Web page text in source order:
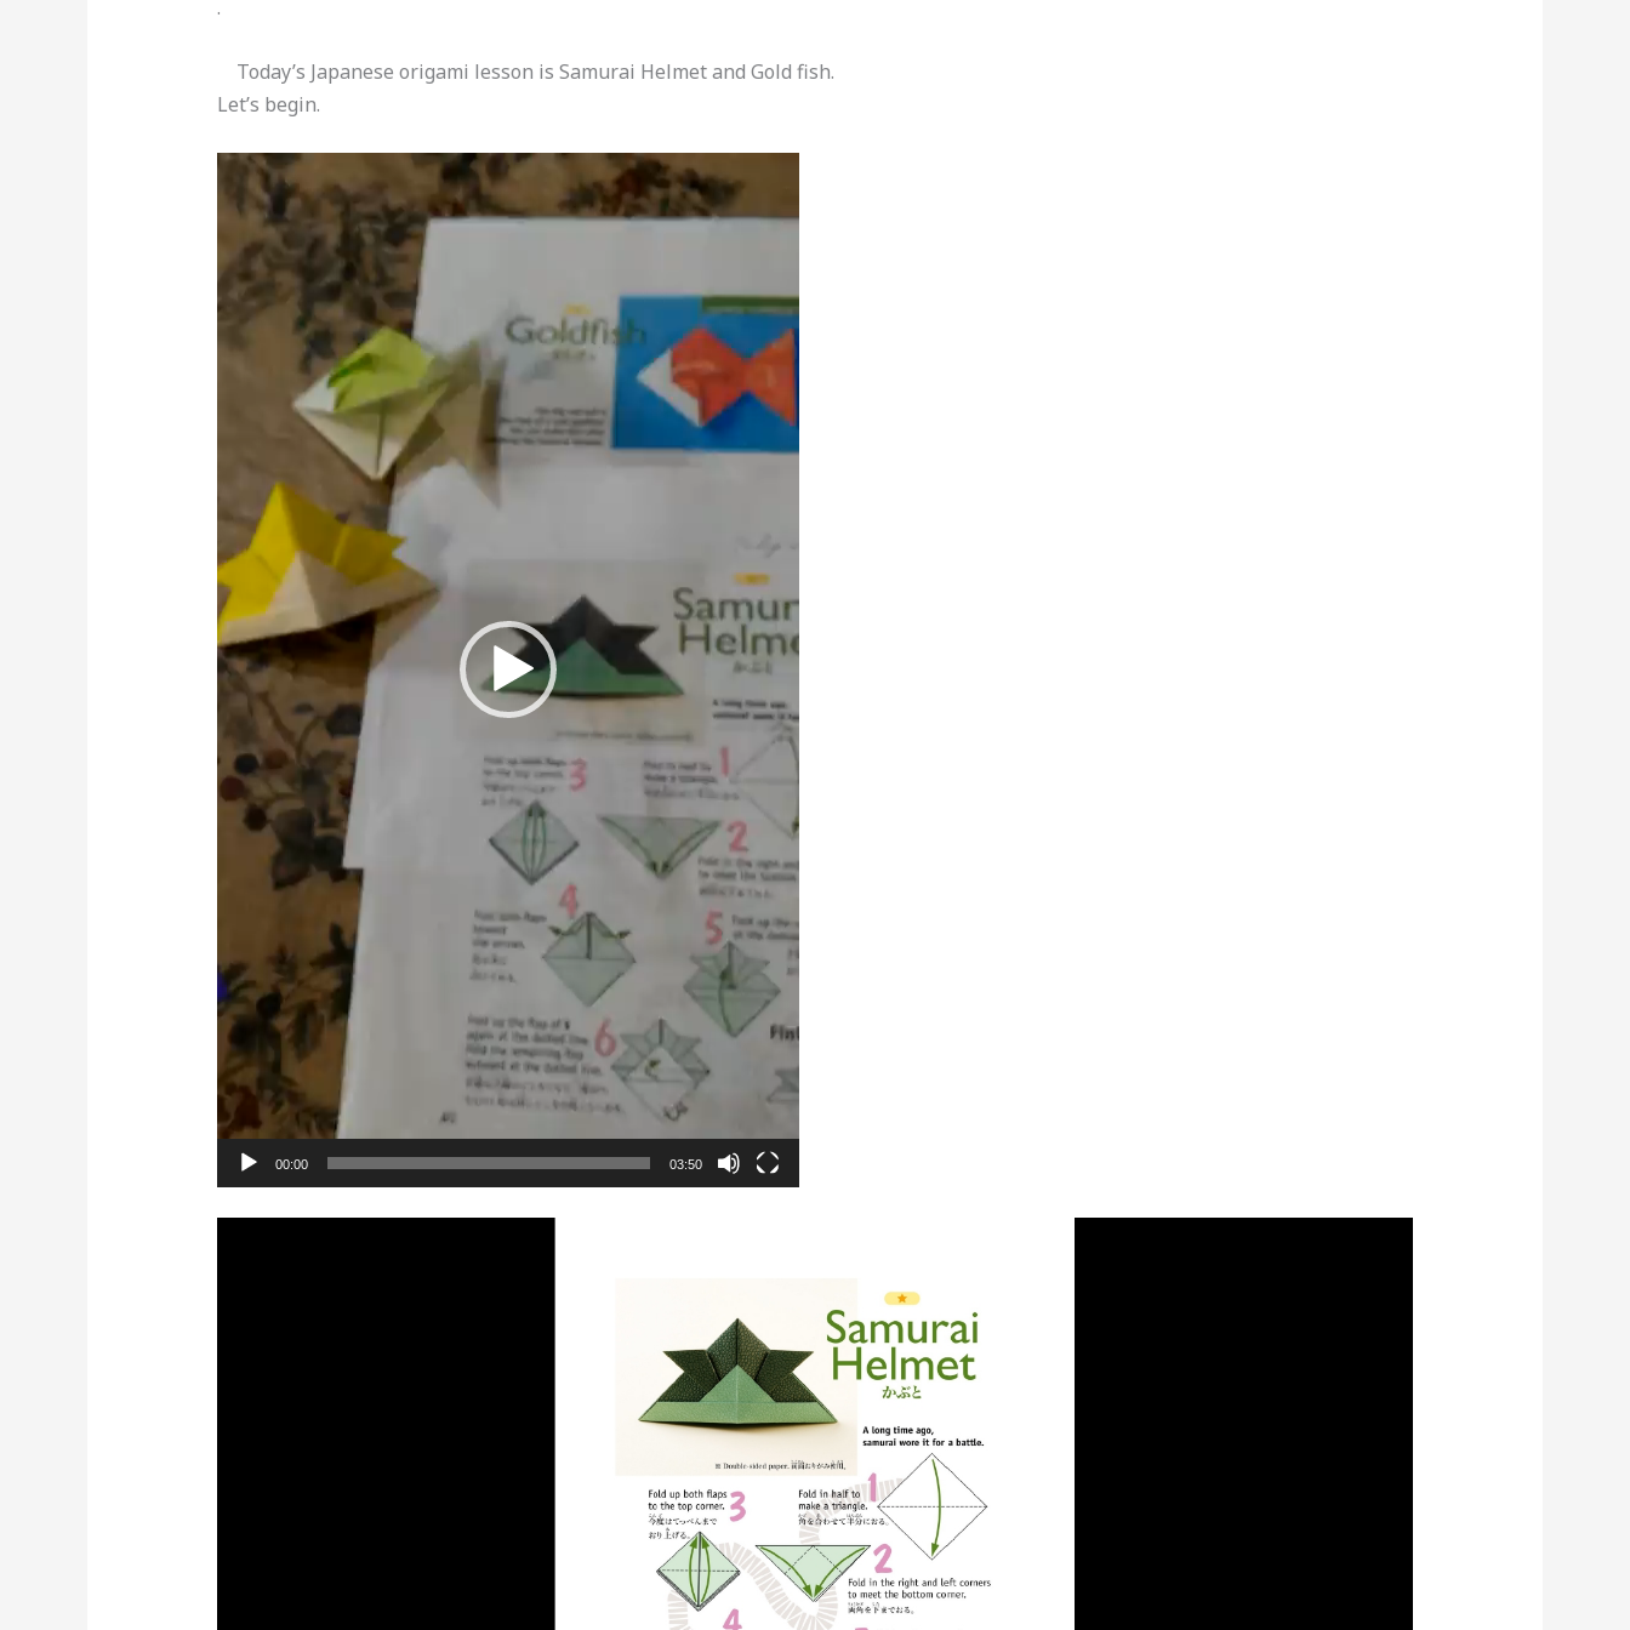
.
Today’s Japanese origami lesson is Samurai Helmet and Gold fish.
Let’s begin.
動
画
レ
ー
00:00 03:50